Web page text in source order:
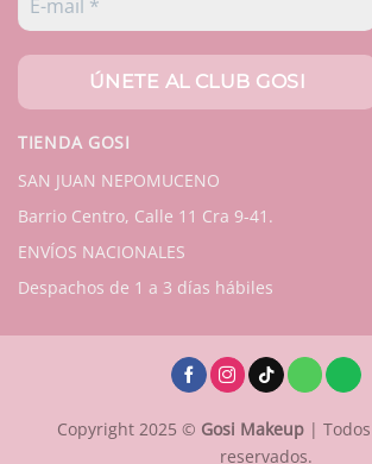
TIENDA GOSI
SAN JUAN NEPOMUCENO
Barrio Centro, Calle 11 Cra 9-41.
ENVÍOS NACIONALES
Despachos de 1 a 3 días hábiles
Copyright 2025 © Gosi Makeup |
reservados.